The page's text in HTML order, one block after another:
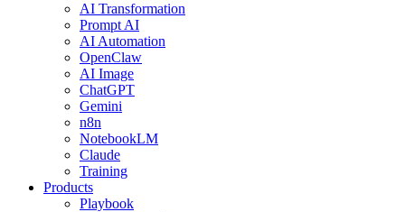
AI Transformation
Prompt AI
AI Automation
OpenClaw
AI Image
ChatGPT
Gemini
n8n
NotebookLM
Claude
Training
Products
Playbook